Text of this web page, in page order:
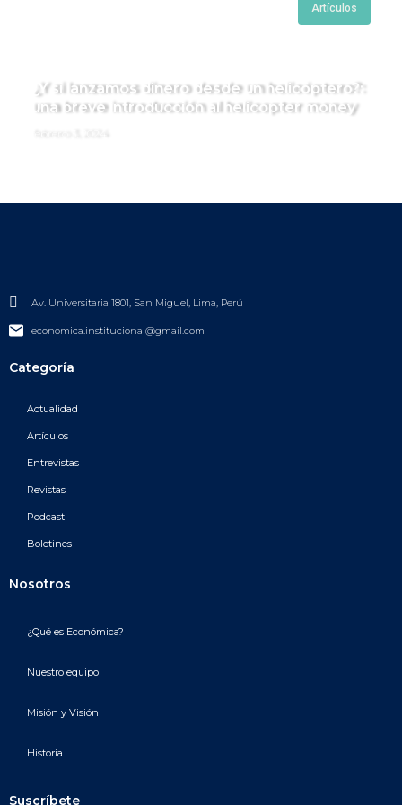
Artículos
¿Y si lanzamos dinero desde un helicóptero?:
una breve introducción al helicopter money
Av. Universitaria 1801, San Miguel, Lima, Perú
economica.institucional@gmail.com
Categoría
Actualidad
Artículos
Entrevistas
Revistas
Podcast
Boletines
Nosotros
¿Qué es Económica?
Nuestro equipo
Misión y Visión
Historia
Suscríbete